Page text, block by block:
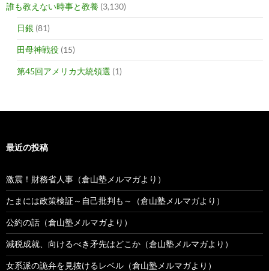
誰も教えない時事と教養 (3,130)
日銀 (81)
田母神戦役 (15)
第45回アメリカ大統領選 (1)
最近の投稿
激震！財務省人事（倉山塾メルマガより）
たまには政策検証～自己批判も～（倉山塾メルマガより）
公約の話（倉山塾メルマガより）
減税成就、向けるべき矛先はどこか（倉山塾メルマガより）
女系派の詭弁を見抜けるレベル（倉山塾メルマガより）